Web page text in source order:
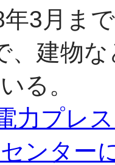
3月ま
、建物
る。
力プレ
ンター